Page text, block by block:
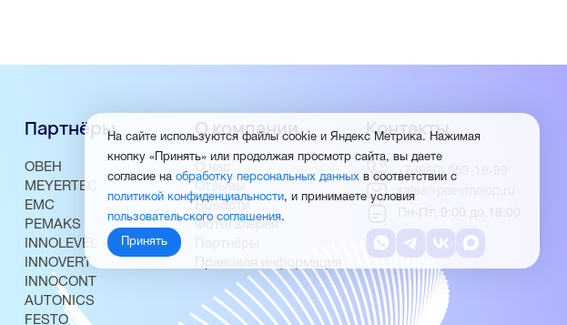
Партнёры
ОВЕН
MEYERTEC
EMC
PEMAKS
INNOLEVEL
INNOVERT
INNOCONT
AUTONICS
FESTO
О компании
О нас
Отзывы
Новости
Фотогалерея
Партнёры
Правовая информация
Контакты
+7 (960) 953-19-99
sales@pnevmokip.ru
Пн-Пт: 9:00 до 18:00
На сайте используются файлы cookie и Яндекс Метрика. Нажимая
кнопку «Принять» или продолжая просмотр сайта, вы даете
согласие на обработку персональных данных в соответствии с
политикой конфиденциальности, и принимаете условия
пользовательского соглашения.
Принять